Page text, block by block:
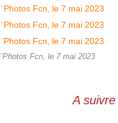
¨Photos Fcn, le 7 mai 2023
A